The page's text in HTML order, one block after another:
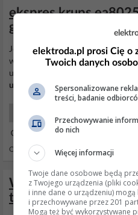
ekspres krups
górna częśc bojlera
Jest jeszczeuszczelka pod bazą do
wymienianą szufladę (między
uszczelnia komorę zaparzania),
uszczelkitłoka są dobre.
30 Lis 2016 12:50
Odpowiedzi: 6 Wyświetleń: 5334
Wyciek wody z
to rozszczelnienie
elektroda.pl prosi Cię o
Twoich danych
Spersonalizowane
treści, badanie
Przechowywanie
do nich
Więcej informacji
Twoje dane osobowe będą
z Twojego urządzenia (pliki
i inne dane o urządzeniu) mogą
i przechowywane przez 201
Mogą też być wykorzystywane